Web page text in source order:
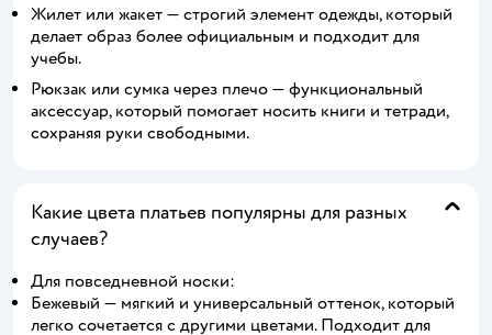
Жилет или жакет — строгий элемент одежды, который
делает образ более официальным и подходит для
учебы.
Рюкзак или сумка через плечо — функциональный
аксессуар, который помогает носить книги и тетради,
сохраняя руки свободными.
Какие цвета платьев популярны для разных
случаев?
Для повседневной носки:
Бежевый — мягкий и универсальный оттенок, который
легко сочетается с другими цветами. Подходит для